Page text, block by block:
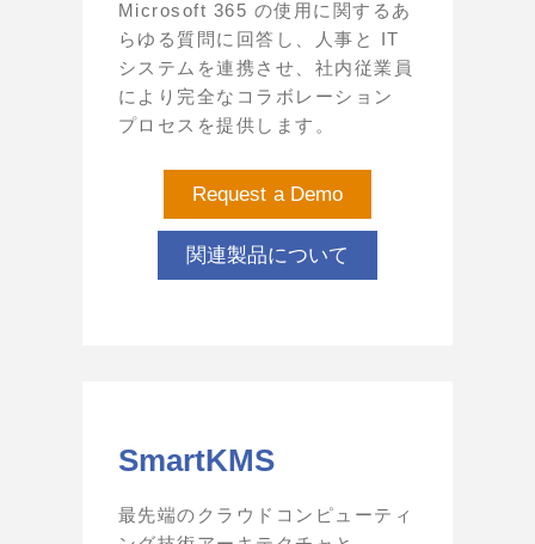
Microsoft 365 の使用に関するあ
らゆる質問に回答し、人事と IT
システムを連携させ、社内従業員
により完全なコラボレーション
プロセスを提供します。
Request a Demo
関連製品について
SmartKMS
最先端のクラウドコンピューティ